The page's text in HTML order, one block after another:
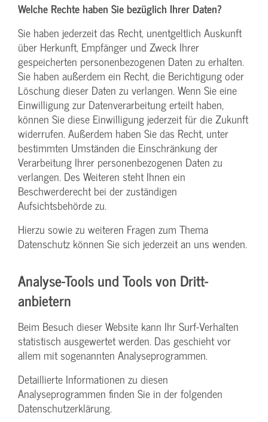
Welche Rechte haben Sie bezüglich Ihrer Daten?
Sie haben jederzeit das Recht, unentgeltlich Auskunft
über Herkunft, Empfänger und Zweck Ihrer
gespeicherten personenbezogenen Daten zu erhalten.
Sie haben außerdem ein Recht, die Berichtigung oder
Löschung dieser Daten zu verlangen. Wenn Sie eine
Einwilligung zur Datenverarbeitung erteilt haben,
können Sie diese Einwilligung jederzeit für die Zukunft
widerrufen. Außerdem haben Sie das Recht, unter
bestimmten Umständen die Einschränkung der
Verarbeitung Ihrer personenbezogenen Daten zu
verlangen. Des Weiteren steht Ihnen ein
Beschwerderecht bei der zuständigen
Aufsichtsbehörde zu.
Hierzu sowie zu weiteren Fragen zum Thema
Datenschutz können Sie sich jederzeit an uns wenden.
Analyse-Tools und Tools von Dritt­
anbietern
Beim Besuch dieser Website kann Ihr Surf-Verhalten
statistisch ausgewertet werden. Das geschieht vor
allem mit sogenannten Analyseprogrammen.
Detaillierte Informationen zu diesen
Analyseprogrammen finden Sie in der folgenden
Datenschutzerklärung.